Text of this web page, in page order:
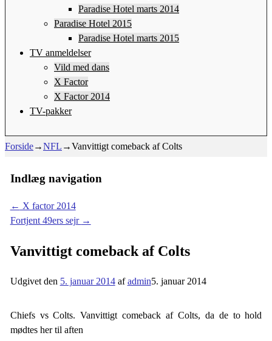
Paradise Hotel marts 2014
Paradise Hotel 2015
Paradise Hotel marts 2015
TV anmeldelser
Vild med dans
X Factor
X Factor 2014
TV-pakker
Forside→NFL →Vanvittigt comeback af Colts
Indlæg navigation
← X factor 2014
Fortjent 49ers sejr →
Vanvittigt comeback af Colts
Udgivet den 5. januar 2014 afadmin5. januar 2014
Chiefs vs Colts. Vanvittigt comeback af Colts, da de to hold
mødtes her til aften